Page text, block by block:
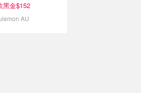
黑金$152
AU